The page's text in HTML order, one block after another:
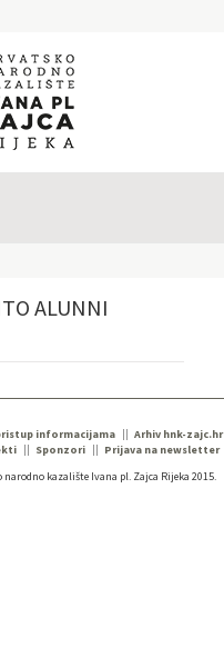
ALUNNI
informacijama
Arhiv hnk-zajc.hr
Sponzori
Prijava na newsletter
kazalište Ivana pl. Zajca Rijeka 2015.